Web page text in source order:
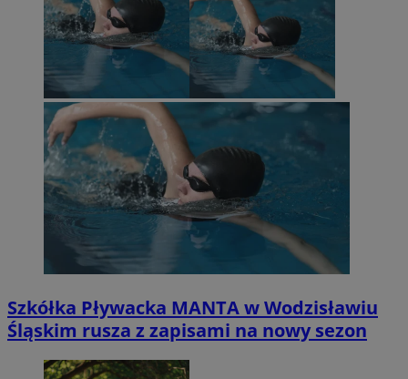
Szkółka Pływacka MANTA w Wodzisławiu
Śląskim rusza z zapisami na nowy sezon